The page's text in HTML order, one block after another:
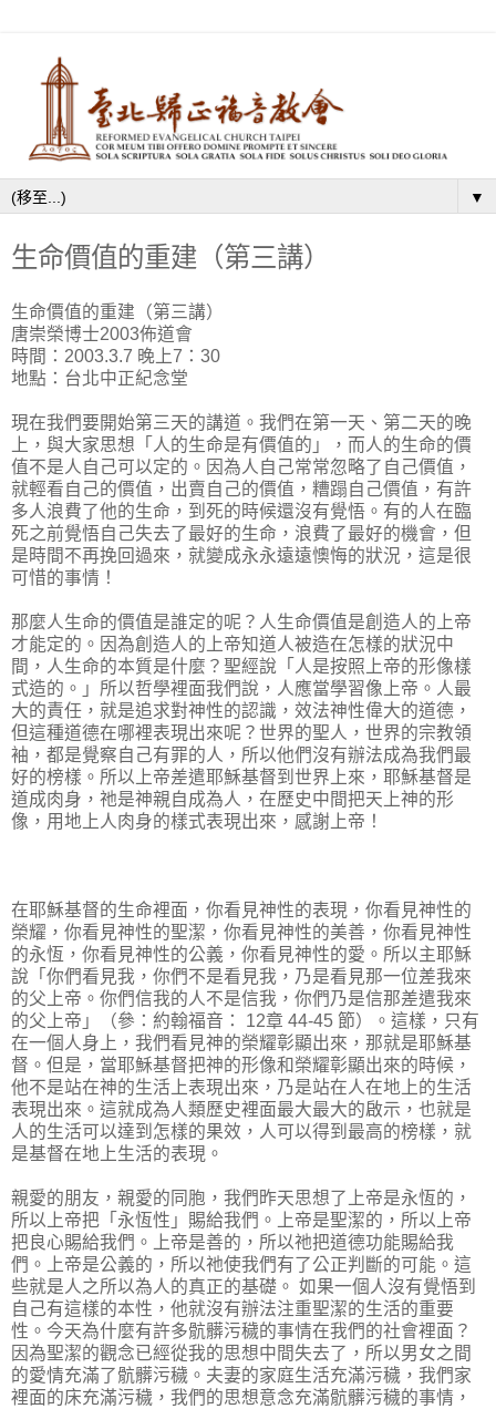
▼
生命價值的重建（第三講）
生命價值的重建（第三講）
唐崇榮博士2003佈道會
時間：2003.3.7 晚上7：30
地點：台北中正紀念堂
現在我們要開始第三天的講道。我們在第一天、第二天的晚
上，與大家思想「人的生命是有價值的」，而人的生命的價
值不是人自己可以定的。因為人自己常常忽略了自己價值，
就輕看自己的價值，出賣自己的價值，糟蹋自己價值，有許
多人浪費了他的生命，到死的時候還沒有覺悟。有的人在臨
死之前覺悟自己失去了最好的生命，浪費了最好的機會，但
是時間不再挽回過來，就變成永永遠遠懊悔的狀況，這是很
可惜的事情！
那麼人生命的價值是誰定的呢？人生命價值是創造人的上帝
才能定的。因為創造人的上帝知道人被造在怎樣的狀況中
間，人生命的本質是什麼？聖經說「人是按照上帝的形像樣
式造的。」所以哲學裡面我們說，人應當學習像上帝。人最
大的責任，就是追求對神性的認識，效法神性偉大的道德，
但這種道德在哪裡表現出來呢？世界的聖人，世界的宗教領
袖，都是覺察自己有罪的人，所以他們沒有辦法成為我們最
好的榜樣。所以上帝差遣耶穌基督到世界上來，耶穌基督是
道成肉身，祂是神親自成為人，在歷史中間把天上神的形
像，用地上人肉身的樣式表現出來，感謝上帝！
在耶穌基督的生命裡面，你看見神性的表現，你看見神性的
榮耀，你看見神性的聖潔，你看見神性的美善，你看見神性
的永恆，你看見神性的公義，你看見神性的愛。所以主耶穌
說「你們看見我，你們不是看見我，乃是看見那一位差我來
的父上帝。你們信我的人不是信我，你們乃是信那差遣我來
的父上帝」（參：約翰福音： 12章 44-45 節）。這樣，只有
在一個人身上，我們看見神的榮耀彰顯出來，那就是耶穌基
督。但是，當耶穌基督把神的形像和榮耀彰顯出來的時候，
他不是站在神的生活上表現出來，乃是站在人在地上的生活
表現出來。這就成為人類歷史裡面最大最大的啟示，也就是
人的生活可以達到怎樣的果效，人可以得到最高的榜樣，就
是基督在地上生活的表現。
親愛的朋友，親愛的同胞，我們昨天思想了上帝是永恆的，
所以上帝把「永恆性」賜給我們。上帝是聖潔的，所以上帝
把良心賜給我們。上帝是善的，所以祂把道德功能賜給我
們。上帝是公義的，所以祂使我們有了公正判斷的可能。這
些就是人之所以為人的真正的基礎。 如果一個人沒有覺悟到
自己有這樣的本性，他就沒有辦法注重聖潔的生活的重要
性。今天為什麼有許多骯髒污穢的事情在我們的社會裡面？
因為聖潔的觀念已經從我的思想中間失去了，所以男女之間
的愛情充滿了骯髒污穢。夫妻的家庭生活充滿污穢，我們家
裡面的床充滿污穢，我們的思想意念充滿骯髒污穢的事情，